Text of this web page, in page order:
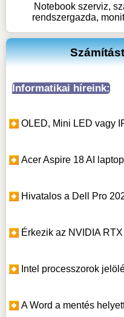
Notebook szerviz,
rendszergazda,
Informatikai híreink:
OLED, Mini LED vagy
Acer Aspire 18 AI
Hivatalos a Dell Pro
Érkezik az NVIDIA
Intel processzorok
A Word a mentés